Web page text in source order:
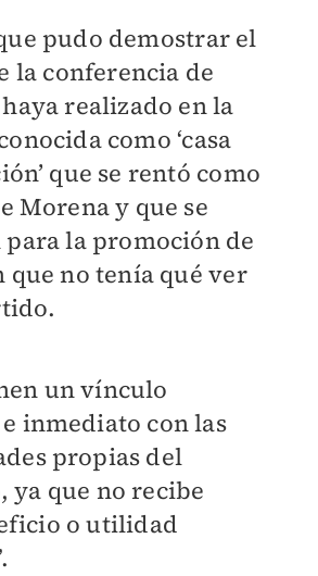
pudo demostrar el
la conferencia de
realizado en la
como ‘casa
que se rentó como
Morena y que se
la promoción de
que no tenía qué ver
un vínculo
inmediato con las
propias del
ya que no recibe
o utilidad